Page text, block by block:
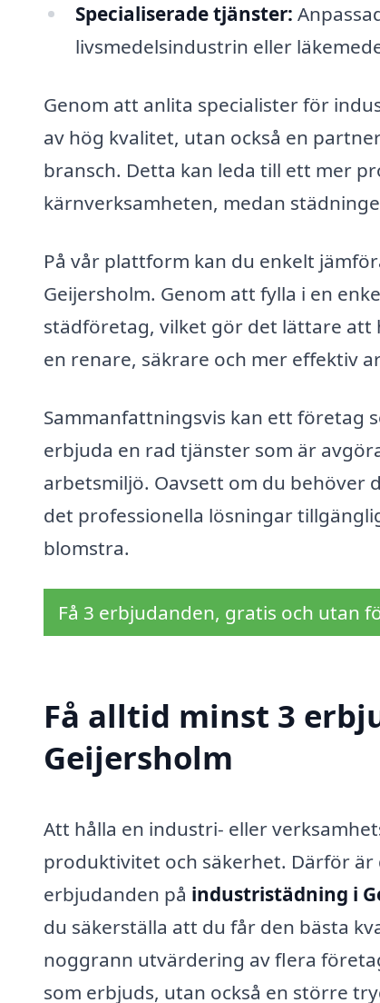
Specialiserade tjänster:
livsmedelsindustrin eller
Genom att anlita specialister för
av hög kvalitet, utan också en
bransch. Detta kan leda till ett mer
kärnverksamheten, medan
På vår plattform kan du enkelt
Geijersholm. Genom att fylla i en
städföretag, vilket gör det lättare att
en renare, säkrare och mer effektiv
Sammanfattningsvis kan ett företag
erbjuda en rad tjänster som är
arbetsmiljö. Oavsett om du behöver
det professionella lösningar
blomstra.
Få 3 erbjudanden, gratis och utan
Få alltid minst 3
Geijersholm
Att hålla en industri- eller
produktivitet och säkerhet. Därför
erbjudanden på industristädning i
du säkerställa att du får den bästa
noggrann utvärdering av flera
som erbjuds, utan också en större